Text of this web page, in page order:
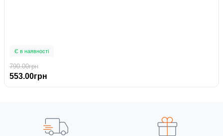
Є в наявності
790.00грн
553.00грн